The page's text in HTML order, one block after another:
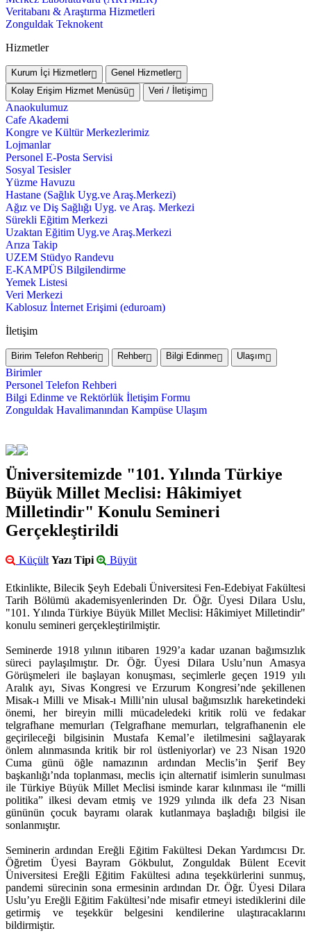
Veritabanı & Araştırma Hizmetleri
Zonguldak Teknokent
Hizmetler
Kurum İçi Hizmetler
Genel Hizmetler
Kolay Erişim Hizmet Menüsü
Veri / İletişim
Anaokulumuz
Cafe Akademi
Kongre ve Kültür Merkezlerimiz
Lojmanlar
Personel E-Posta Servisi
Sosyal Tesisler
Yüzme Havuzu
Hastane (Sağlık Uyg.ve Araş.Merkezi)
Ağız ve Diş Sağlığı Uyg. ve Araş. Merkezi
Sürekli Eğitim Merkezi
Uzaktan Eğitim Uyg.ve Araş.Merkezi
Arıza Takip
UZEM Stüdyo Randevu
E-KAMPÜS Bilgilendirme
Yemek Listesi
Veri Merkezi
Kablosuz İnternet Erişimi (eduroam)
İletişim
Birim Telefon Rehberi Rehber Bilgi Edinme Ulaşım
Birimler
Personel Telefon Rehberi
Bilgi Edinme ve Rektörlük İletişim Formu
Zonguldak Havalimanından Kampüse Ulaşım
Üniversitemizde "101. Yılında Türkiye
Büyük Millet Meclisi: Hâkimiyet
Milletindir" Konulu Semineri
Gerçekleştirildi
Küçült Yazı Tipi Büyüt
Etkinlikte, Bilecik Şeyh Edebali Üniversitesi Fen-Edebiyat Fakültesi
Tarih Bölümü akademisyenlerinden Dr. Öğr. Üyesi Dilara Uslu,
"101. Yılında Türkiye Büyük Millet Meclisi: Hâkimiyet Milletindir"
konulu semineri gerçekleştirilmiştir.
Seminerde 1918 yılının itibaren 1929’a kadar uzanan bağımsızlık
süreci paylaşılmıştır. Dr. Öğr. Üyesi Dilara Uslu’nun Amasya
Görüşmeleri ile başlayan konuşması, seçimlerle geçen 1919 yılı
Aralık ayı, Sivas Kongresi ve Erzurum Kongresi’nde şekillenen
Misak-ı Milli ve Misak-ı Milli’nin ulusal bağımsızlık hareketindeki
önemi, her bireyin milli mücadeledeki kritik rolü ve fedakar
telgrafhane memurları (Telgrafhane memurları, telgrafhanenin ele
geçirileceği bilgisinin Mustafa Kemal’e iletilmesini sağlayarak
önlem alınmasında kritik bir rol üstleniyorlar) ve 23 Nisan 1920
Cuma günü öğle namazının ardından Meclis’in Şerif Bey
başkanlığı’nda toplanması, meclis için alternatif isimlerin sunulması
ile Türkiye Büyük Millet Meclisi isminde karar kılınması ile “milli
politika” ilkesi devam etmiş ve 1929 yılında ilk defa 23 Nisan
gününün çocuk bayramı olarak kutlanmaya başladığı bilgisi ile
sonlanmıştır.
Seminerin ardından Ereğli Eğitim Fakültesi Dekan Yardımcısı Dr.
Öğretim Üyesi Bayram Gökbulut, Zonguldak Bülent Ecevit
Üniversitesi Ereğli Eğitim Fakültesi adına teşekkürlerini sunmuş,
pandemi sürecinin sona ermesinin ardından Dr. Öğr. Üyesi Dilara
Uslu’yu Ereğli Eğitim Fakültesi’nde misafir etmeyi istediklerini dile
getirmiş ve teşekkür belgesini kendilerine ulaştıracaklarını
bildirmiştir.